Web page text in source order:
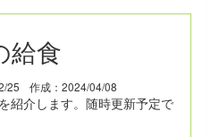
給食
25 作成：2024/04/08
紹介します。随時更新予定で